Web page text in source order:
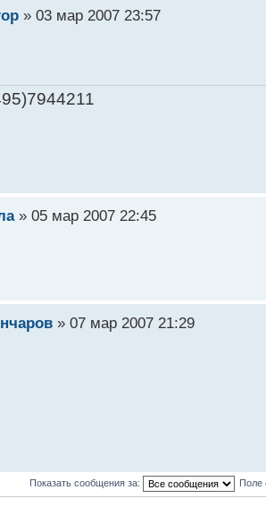
» 03 мар 2007 23:57
» 05 мар 2007 22:45
» 07 мар 2007 21:29
Показать сообщения за: Поле